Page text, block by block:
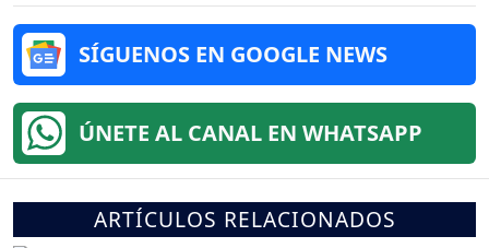
SÍGUENOS EN GOOGLE NEWS
ÚNETE AL CANAL EN WHATSAPP
ARTÍCULOS RELACIONADOS